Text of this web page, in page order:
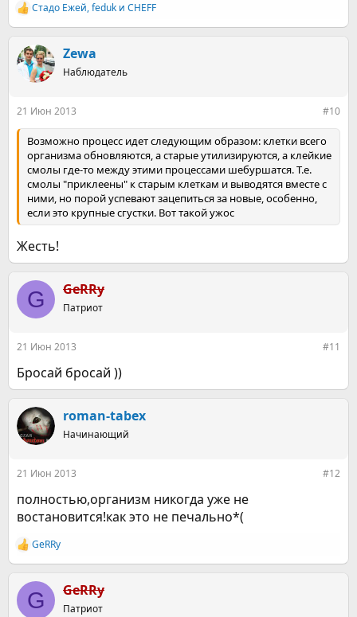
Р
е
к
ц
Стадо Ежей,feduk и CHEFF
Zewa
Наблюдатель
21 Июн 2013 #10
Возможно процесс идет следующим образом: клетки всего
организма обновляются, а старые утилизируются, а клейкие
смолы где-то между этими процессами шебуршатся. Т.е.
смолы "приклеены" к старым клеткам и выводятся вместе с
ними, но порой успевают зацепиться за новые, особенно,
если это крупные сгустки. Вот такой ужос
Жесть!
G GeRRy
Патриот
21 Июн 2013 #11
Бросай бросай ))
roman-tabex
Начинающий
21 Июн 2013 #12
полностью,организм никогда уже не
востановится!как это не печально*(
Р
е
к
ц
и
GeRRy
G GeRRy
Патриот